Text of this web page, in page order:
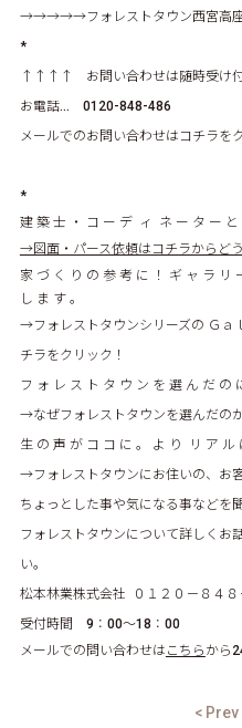
→→→→→フォレストタウン西宮高
*
↑↑↑↑ お問い合わせは随時受け
お電話… 0120-848-486
メールでのお問い合わせはコチラを
*
建 築 士 ・ コ ー デ ィ ネ ー タ ー と
→図面・パース依頼はコチラからどう
家 づ く り の 参 考 に ！ ギ ャ ラ リ
し ま す 。
→フォレストタウンシリーズの Ｇ
チラをクリック！
フ ォ レ ス ト タ ウ ン を 選 ん だ の
→なぜフォレストタウンを選んだの
生 の 声 が コ コ に 。 よ り リ ア ル
→フォレストタウンにお住いの、お
ちょっとした事や気になる事などを
フォレストタウンについて詳しくお
い。
松本林業株式会社 ０１２０－８４８
受付時間 9：00～18：00
メールでの問い合わせは こちら から
< Prev